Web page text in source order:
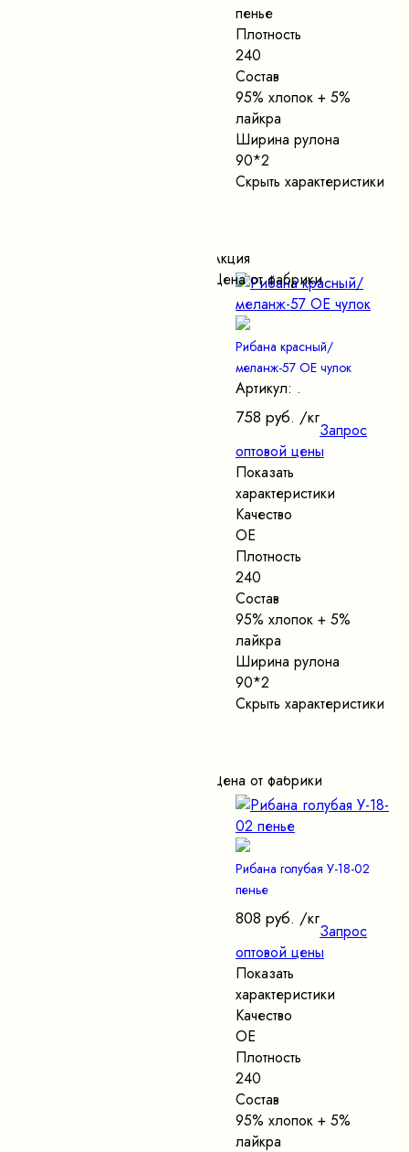
пенье
Плотность
240
Состав
95% хлопок + 5%
лайкра
Ширина рулона
90*2
Скрыть характеристики
Акция
Цена от фабрики
Рибана красный/
меланж-57 ОЕ чулок
Артикул: .
758 руб. /кг
Запрос
оптовой цены
Показать
характеристики
Качество
ОЕ
Плотность
240
Состав
95% хлопок + 5%
лайкра
Ширина рулона
90*2
Скрыть характеристики
Цена от фабрики
Рибана голубая У-18-02
пенье
808 руб. /кг
Запрос
оптовой цены
Показать
характеристики
Качество
ОЕ
Плотность
240
Состав
95% хлопок + 5%
лайкра